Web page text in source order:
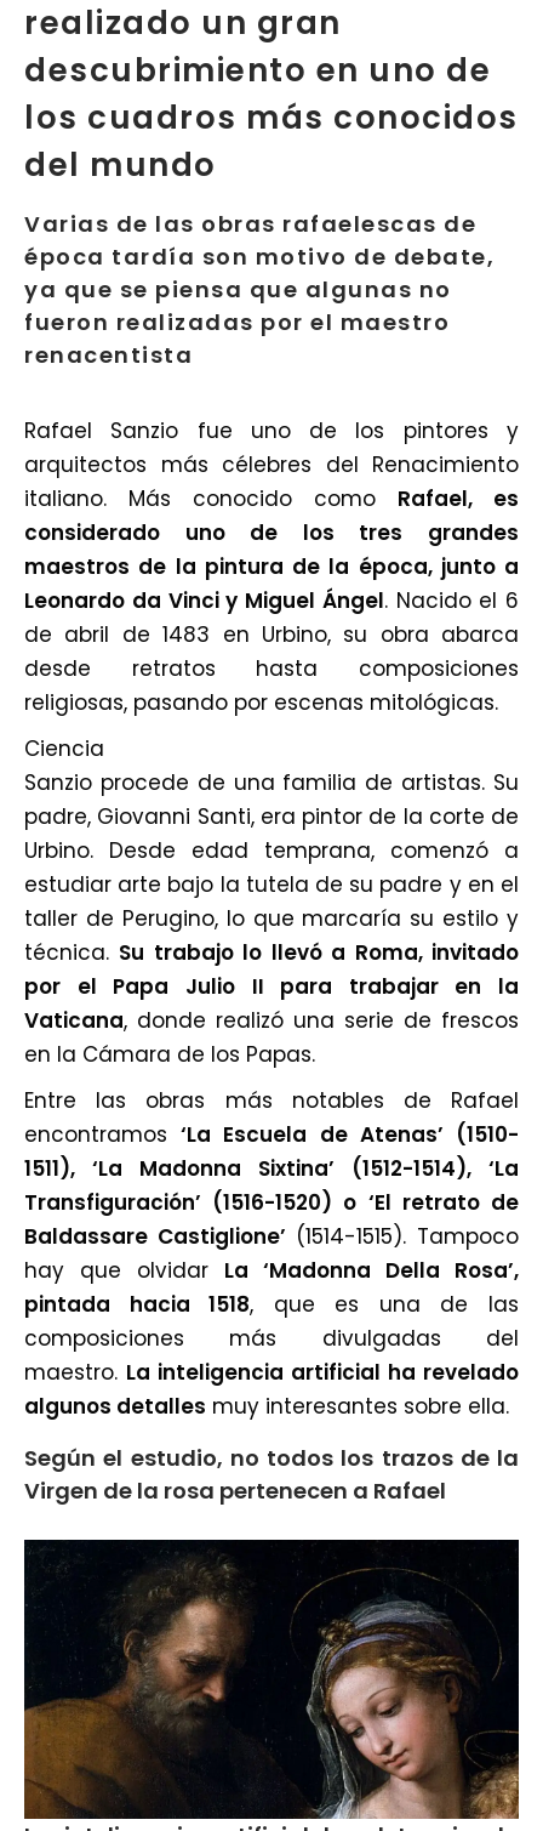
realizado un gran
descubrimiento en uno de
los cuadros más conocidos
del mundo
Varias de las obras rafaelescas de
época tardía son motivo de debate,
ya que se piensa que algunas no
fueron realizadas por el maestro
renacentista
Rafael Sanzio fue uno de los pintores y
arquitectos más célebres del Renacimiento
italiano. Más conocido como Rafael, es
considerado uno de los tres grandes
maestros de la pintura de la época, junto a
Leonardo da Vinci y Miguel Ángel. Nacido el 6
de abril de 1483 en Urbino, su obra abarca
desde retratos hasta composiciones
religiosas, pasando por escenas mitológicas.
Ciencia
Sanzio procede de una familia de artistas. Su
padre, Giovanni Santi, era pintor de la corte de
Urbino. Desde edad temprana, comenzó a
estudiar arte bajo la tutela de su padre y en el
taller de Perugino, lo que marcaría su estilo y
técnica. Su trabajo lo llevó a Roma, invitado
por el Papa Julio II para trabajar en la
Vaticana, donde realizó una serie de frescos
en la Cámara de los Papas.
Entre las obras más notables de Rafael
encontramos‘La Escuela de Atenas’ (1510-
1511), ‘La Madonna Sixtina’ (1512-1514), ‘La
Transfiguración’ (1516-1520) o ‘El retrato de
Baldassare Castiglione’ (1514-1515). Tampoco
hay que olvidar La ‘Madonna Della Rosa’,
pintada hacia 1518, que es una de las
composiciones más divulgadas del
maestro. La inteligencia artificial ha revelado
algunos detalles muy interesantes sobre ella.
Según el estudio, no todos los trazos de la
Virgen de la rosa pertenecen a Rafael